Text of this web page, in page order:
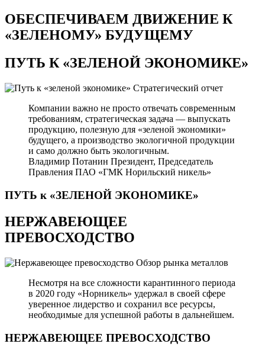
ОБЕСПЕЧИВАЕМ ДВИЖЕНИЕ К
«ЗЕЛЕНОМУ» БУДУЩЕМУ
ПУТЬ К«ЗЕЛЕНОЙ ЭКОНОМИКЕ»
Стратегический отчет
Компании важно не просто отвечать современным
требованиям, стратегическая задача — выпускать
продукцию, полезную для «зеленой экономики»
будущего, а производство экологичной продукции
и само должно быть экологичным.
Владимир Потанин Президент, Председатель
Правления ПАО «ГМК Норильский никель»
ПУТЬ к «ЗЕЛЕНОЙ ЭКОНОМИКЕ»
НЕРЖАВЕЮЩЕЕ
ПРЕВОСХОДСТВО
Обзор рынка металлов
Несмотря на все сложности карантинного периода
в 2020 году «Норникель» удержал в своей сфере
уверенное лидерство и сохранил все ресурсы,
необходимые для успешной работы в дальнейшем.
НЕРЖАВЕЮЩЕЕ ПРЕВОСХОДСТВО